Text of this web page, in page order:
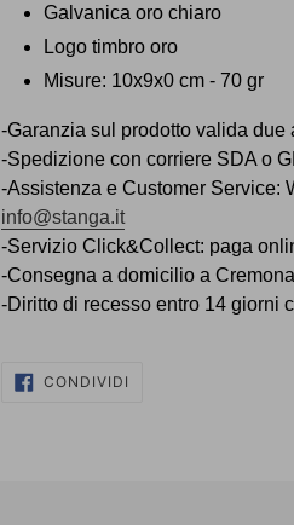
Galvanica oro chiaro
Logo timbro oro
Misure: 10x9x0 cm - 70 gr
-Garanzia sul prodotto valida due
-Spedizione con corriere SDA o
-Assistenza e Customer Service:
info@stanga.it
-Servizio Click&Collect: paga
-Consegna a domicilio a Cremona
-Diritto di recesso entro 14 giorni
CONDIVIDI